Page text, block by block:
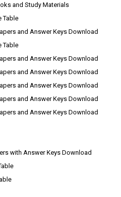
and Study Materials
Table
and Answer Keys Download
Table
and Answer Keys Download
and Answer Keys Download
and Answer Keys Download
and Answer Keys Download
and Answer Keys Download
with Answer Keys Download